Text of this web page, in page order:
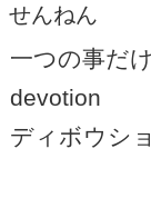
せんねん
一つの事だ
devotion
ディボウシ